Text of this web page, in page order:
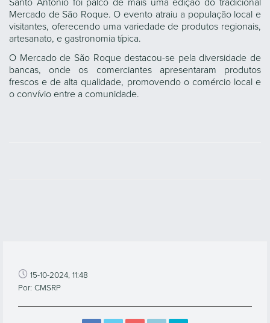
Santo António foi palco de mais uma edição do tradicional
Mercado de São Roque. O evento atraiu a população local e
visitantes, oferecendo uma variedade de produtos regionais,
artesanato, e gastronomia típica.
O Mercado de São Roque destacou-se pela diversidade de
bancas, onde os comerciantes apresentaram produtos
frescos e de alta qualidade, promovendo o comércio local e
o convívio entre a comunidade.
15-10-2024, 11:48
Por: CMSRP